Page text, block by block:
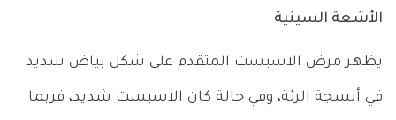
الأشعة السينية
يظهر مرض الاسبست المتقدم على شكل بياض شديد
في أنسجة الرئة، وفي حالة كان الاسبست شديد، فربما